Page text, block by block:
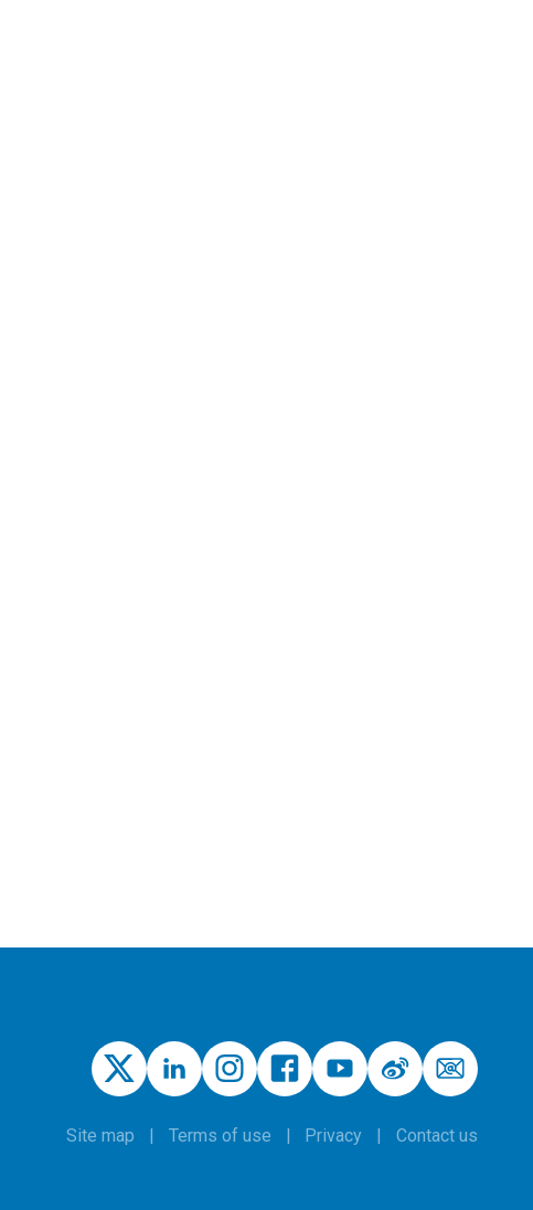
Site map Terms of use Privacy Contact us